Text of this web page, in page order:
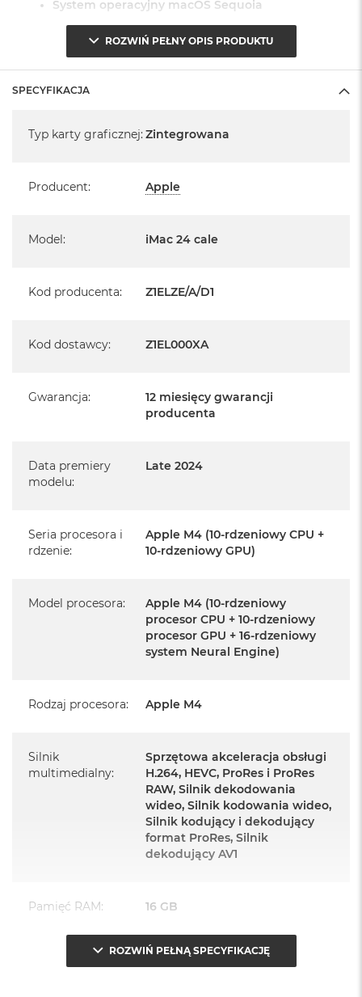
System operacyjny macOS Sequoia
- lub nowszy, z darmową aktualizacją.
Informacje o produkcie:
Posiada pełną, 12 miesięczną gwarancję
Realizowaną w każdym autoryzowanym punkcie
Szczegółowe informacje na ten temat uzyskają Państwo
Posiada fabryczne opakowanie
Język polski wybieramy przy pierwszym uruchomieniu
Zawartość zestawu:
Zasilacz o mocy 143W
Przewód USB‑C do ładowania
Najważniejsze cechy:
PASUJE WSZĘDZIE– Ten zaskakująco smukły, dostępny w
zrobisz więcej szybciej. Bawisz się czy pracujesz, edytujesz
ROZWIŃ PEŁNY OPIS PRODUKTU
SPECYFIKACJA
Typ karty graficznej: Zintegrowana
Producent: Apple
Model: iMac 24 cale
Kod producenta: Z1ELZE/A/D1
Kod dostawcy: Z1EL000XA
Gwarancja:
12 miesięcy gwarancji
producenta
Data premiery
modelu:
Late 2024
Seria procesora i
rdzenie:
Apple M4 (10-rdzeniowy CPU +
10-rdzeniowy GPU)
Model procesora:
Apple M4 (10-rdzeniowy
procesor CPU + 10-rdzeniowy
procesor GPU + 16-rdzeniowy
system Neural Engine)
Rodzaj procesora: Apple M4
Silnik
multimedialny:
Sprzętowa akceleracja obsługi
H.264, HEVC, ProRes i ProRes
RAW, Silnik dekodowania
wideo, Silnik kodowania wideo,
Silnik kodujący i dekodujący
format ProRes, Silnik
dekodujący AV1
Pamięć RAM: 16 GB
Zunifikowana
ROZWIŃ PEŁNĄ SPECYFIKACJĘ